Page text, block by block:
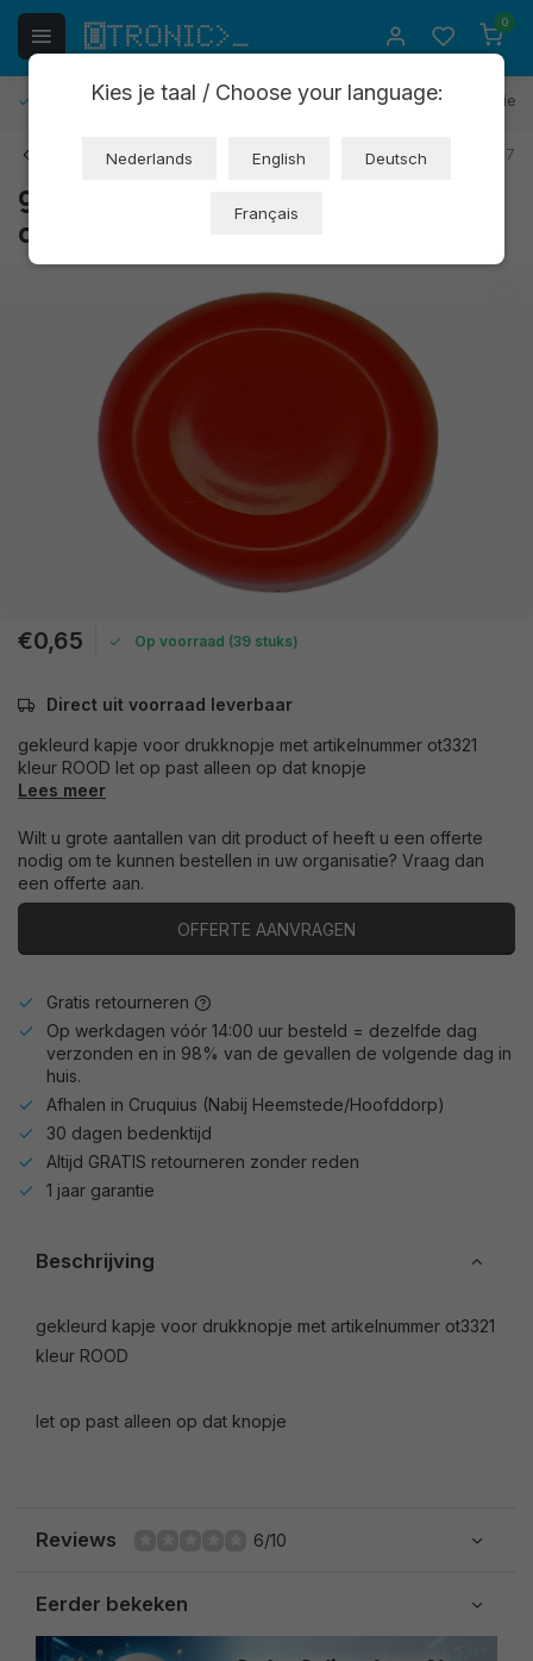
0
Gratis retourneren 30 dagen bedenktijd 1 jaar garantie
EAN: 8721244300597
gekleurd kapje voor drukknopje
ot3321 ROOD (OT9761)
€0,65 Op voorraad (39 stuks)
Direct uit voorraad leverbaar
gekleurd kapje voor drukknopje met artikelnummer ot3321
kleur ROOD let op past alleen op dat knopje
Lees meer
Wilt u grote aantallen van dit product of heeft u een offerte
nodig om te kunnen bestellen in uw organisatie? Vraag dan
een offerte aan.
OFFERTE AANVRAGEN
Gratis retourneren
Op werkdagen vóór 14:00 uur besteld = dezelfde dag
verzonden en in 98% van de gevallen de volgende dag in
huis.
Afhalen in Cruquius (Nabij Heemstede/Hoofddorp)
30 dagen bedenktijd
Altijd GRATIS retourneren zonder reden
1 jaar garantie
Beschrijving
gekleurd kapje voor drukknopje met artikelnummer ot3321
kleur ROOD
let op past alleen op dat knopje
Reviews 6/10
Eerder bekeken
Kies je taal / Choose your language:
Nederlands English Deutsch
Français